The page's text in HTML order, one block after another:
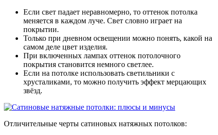
Если свет падает неравномерно, то оттенок потолка
меняется в каждом луче. Свет словно играет на
покрытии.
Только при дневном освещении можно понять, какой на
самом деле цвет изделия.
При включенных лампах оттенок потолочного
покрытия становится немного светлее.
Если на потолке использовать светильники с
хрусталиками, то можно получить эффект мерцающих
звёзд.
Отличительные черты сатиновых натяжных потолков: